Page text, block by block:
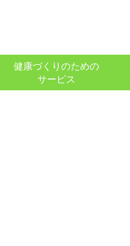
健康づくりのための
サービス